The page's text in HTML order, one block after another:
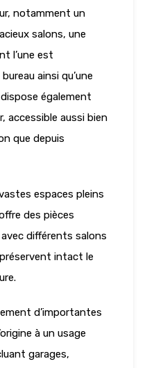
notamment un
salons, une
l’une est
ainsi qu’une
également
accessible aussi bien
que depuis
espaces pleins
des pièces
différents salons
intact le
d’importantes
à un usage
garages,